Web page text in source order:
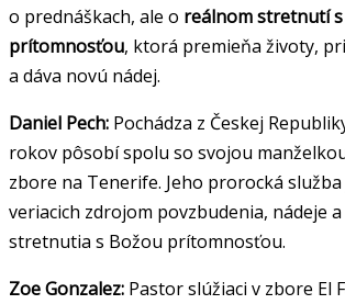
o prednáškach, ale o reálnom stretnutí
prítomnosťou, ktorá premieňa životy,
a dáva novú nádej.
Daniel Pech: Pochádza z Českej
rokov pôsobí spolu so svojou
zbore na Tenerife. Jeho prorocká
veriacich zdrojom povzbudenia, nádeje
stretnutia s Božou prítomnosťou.
Zoe Gonzalez: Pastor slúžiaci v zbore El